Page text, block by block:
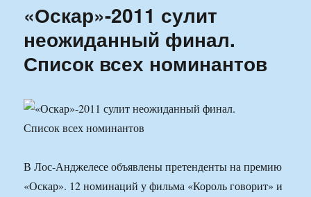
«Оскар»-2011 сулит
неожиданный финал.
Список всех номинантов
В Лос-Анджелесе объявлены претенденты на премию
«Оскар». 12 номинаций у фильма «Король говорит» и